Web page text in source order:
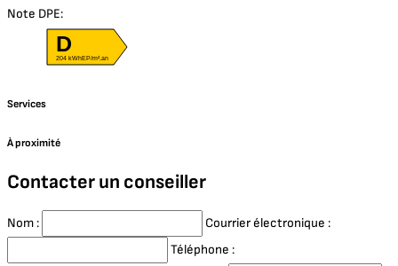
Note DPE:
D
204 kWhEP/m².an
Services
À proximité
Contacter un conseiller
Nom :
Courrier électronique :
Téléphone :